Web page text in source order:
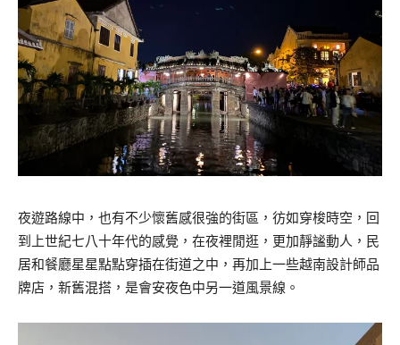
夜遊路線中，也有不少懷舊感很強的街區，彷如穿梭時空，回
到上世紀七八十年代的感覺，在夜裡閒逛，更加靜謐動人，民
居和餐廳星星點點穿插在街道之中，再加上一些越南設計師品
牌店，新舊混搭，是會安夜色中另一道風景線。